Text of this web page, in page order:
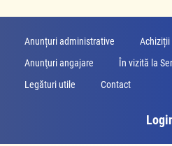
Anunțuri administrative
Achiziții
Anunţuri angajare
În vizită la
Legături utile
Contact